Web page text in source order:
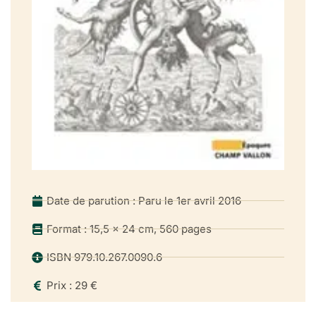
Ternir l’éclat du Soleil
Chapitre II : Aux origines de la calomnie
Une matière fuyante
Lever les masques : du problème de l’identification
Les artistes : premiers adversaires du Grand Roi ?
Les « mauvais Français »
commanditaires
Une république aux commandes
Date de parution : Paru le 1er avril 2016
Format : 15,5 x 24 cm, 560 pages
ISBN 979.10.267.0090.6
Prix : 29 €